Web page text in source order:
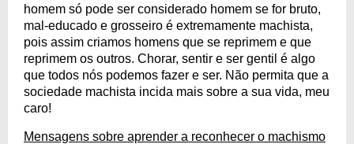
homem só pode ser considerado homem se for bruto,
mal-educado e grosseiro é extremamente machista,
pois assim criamos homens que se reprimem e que
reprimem os outros. Chorar, sentir e ser gentil é algo
que todos nós podemos fazer e ser. Não permita que a
sociedade machista incida mais sobre a sua vida, meu
caro!
Mensagens sobre aprender a reconhecer o machismo